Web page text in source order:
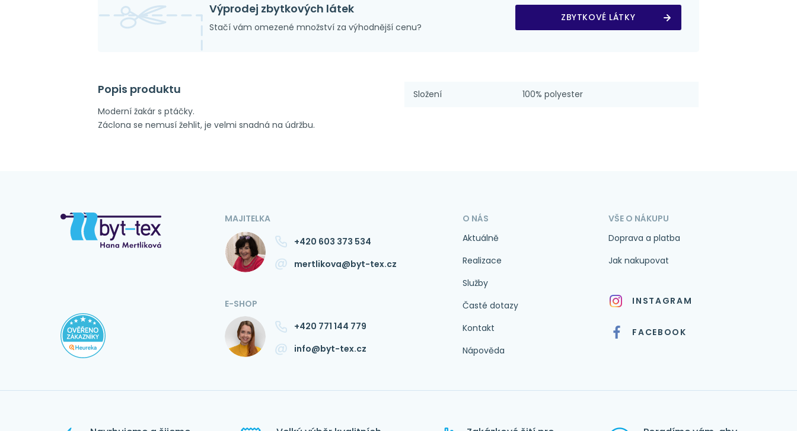
Výprodej zbytkových látek
Stačí vám omezené množství za výhodnější cenu?
ZBYTKOVÉ LÁTKY
Popis produktu
Moderní žakár s ptáčky.
Záclona se nemusí žehlit, je velmi snadná na údržbu.
Složení 100% polyester
MAJITELKA
+420 603 373 534
mertlikova@byt-tex.cz
E-SHOP
+420 771 144 779
info@byt-tex.cz
O NÁS
Aktuálně
Realizace
Služby
Časté dotazy
Kontakt
Nápověda
VŠE O NÁKUPU
Doprava a platba
Jak nakupovat
INSTAGRAM
FACEBOOK